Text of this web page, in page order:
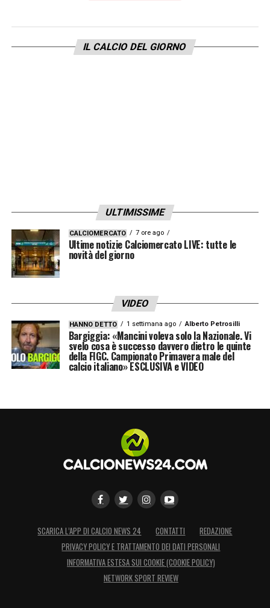
LA PLAYLIST DELLE NOSTRE TOP NEWS
IL CALCIO DEL GIORNO
ULTIMISSIME
CALCIOMERCATO 7 ore ago
Ultime notizie Calciomercato LIVE: tutte le
novità del giorno
VIDEO
HANNO DETTO 1 settimana ago Alberto Petrosilli
Bargiggia: «Mancini voleva solo la Nazionale. Vi
svelo cosa è successo davvero dietro le quinte
della FIGC. Campionato Primavera male del
calcio italiano» ESCLUSIVA e VIDEO
SCARICA L’APP DI CALCIO NEWS 24 CONTATTI
REDAZIONE
PRIVACY POLICY E TRATTAMENTO DEI DATI PERSONALI
INFORMATIVA ESTESA SUI COOKIE (COOKIE POLICY)
NETWORK SPORT REVIEW